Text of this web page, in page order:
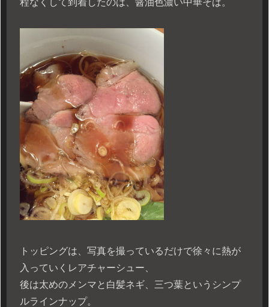
程なくして到着したのは、醤油色濃い中華そば。
トッピングは、写真を撮っているだけで徐々に熱が
入っていくレアチャーシュー、
後は太めのメンマと白髪ネギ、三つ葉というシンプ
ルラインナップ。